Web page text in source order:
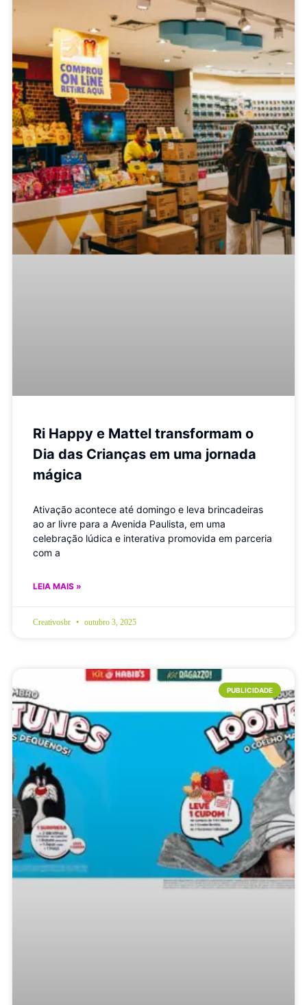
Ri Happy e Mattel transformam o
Dia das Crianças em uma jornada
mágica
Ativação acontece até domingo e leva brincadeiras
ao ar livre para a Avenida Paulista, em uma
celebração lúdica e interativa promovida em parceria
com a
LEIA MAIS »
Creativosbr outubro 3, 2025
PUBLICIDADE